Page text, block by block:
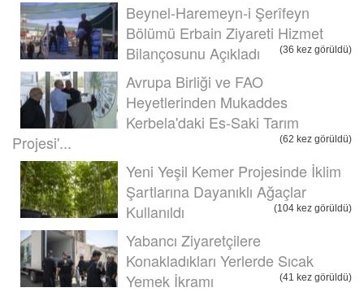
Beynel-Haremeyn-i Şerîfeyn
Bölümü Erbain Ziyareti Hizmet
Bilançosunu Açıkladı
(36 kez görüldü)
Avrupa Birliği ve FAO
Heyetlerinden Mukaddes
Kerbela'daki Es-Saki Tarım
Projesi'...
(62 kez görüldü)
Yeni Yeşil Kemer Projesinde İklim
Şartlarına Dayanıklı Ağaçlar
Kullanıldı
(104 kez görüldü)
Yabancı Ziyaretçilere
Konakladıkları Yerlerde Sıcak
Yemek İkramı
(41 kez görüldü)